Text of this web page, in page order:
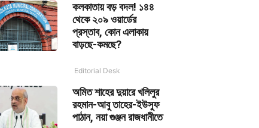
কলকাতায় বড় বদল! ১৪৪
থেকে ২০৯ ওয়ার্ডের
প্রস্তাব, কোন এলাকায়
বাড়ছে-কমছে?
Editorial Desk
অমিত শাহের দুয়ারে খলিলুর
রহমান-আবু তাহের-ইউসুফ
পাঠান, নয়া গুঞ্জন রাজধানীতে